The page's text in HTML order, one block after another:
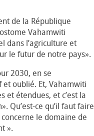
de la République
Vahamwiti
dans l’agriculture et
le futur de notre pays».
2030, en se
oublié. Et, Vahamwiti
et étendues, et c’est la
Qu’est-ce qu’il faut faire
le domaine de
».